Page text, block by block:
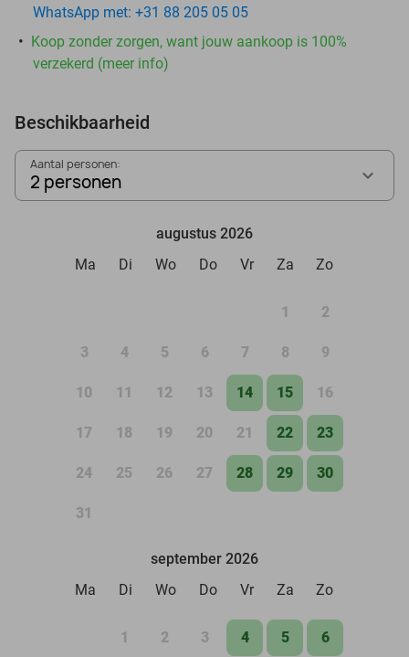
WhatsApp met: +31 88 205 05 05
Koop zonder zorgen, want jouw aankoop is 100%
verzekerd (meer info)
Beschikbaarheid
Aantal personen:
2 personen
augustus 2026
Ma
Di Wo Do Vr Za Zo
1 2
3 4 5 6 7 8 9
10 11 12 13 14 15 16
17 18 19 20 21 22 23
24 25 26 27 28 29 30
31
september 2026
Ma
Di Wo Do Vr Za Zo
1 2 3 4 5 6